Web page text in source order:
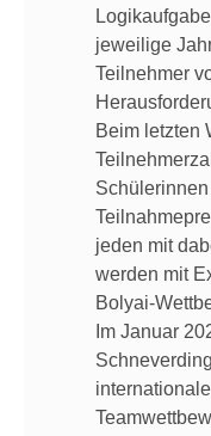
jeweilige
Teilnehmer
Beim letzten
jeden mit
werden mit
Bolyai-
Im Januar